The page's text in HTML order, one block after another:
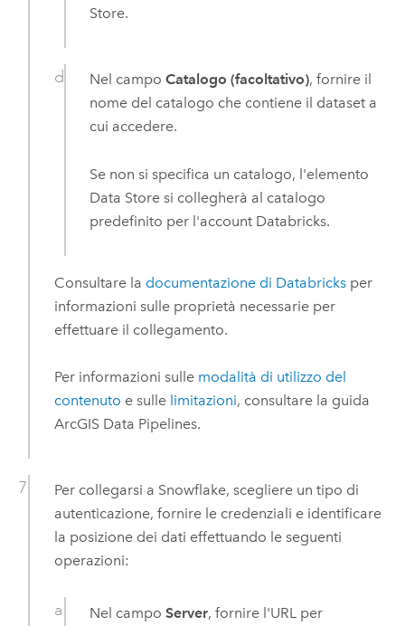
Store.
Nel campoCatalogo (facoltativo), fornire il
nome del catalogo che contiene il dataset a
cui accedere.
Se non si specifica un catalogo, l'elemento
Data Store si collegherà al catalogo
predefinito per l'account Databricks.
Consultare la documentazione di Databricksper
informazioni sulle proprietà necessarie per
effettuare il collegamento.
Per informazioni sulle modalità di utilizzo del
contenuto e sulle limitazioni, consultare la guida
ArcGIS Data Pipelines.
Per collegarsi a Snowflake, scegliere un tipo di
autenticazione, fornire le credenziali e identificare
la posizione dei dati effettuando le seguenti
operazioni:
Nel campoServer, fornire l'URL per